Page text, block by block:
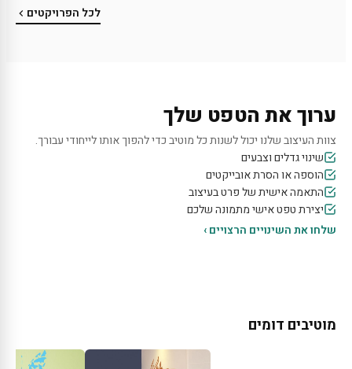
לכל הפרויקטים
ערוך את הטפט שלך
צוות העיצוב שלנו יכול לשנות כל מוטיב כדי להפוך אותו לייחודי עבורך.
שינוי גדלים וצבעים
הוספה או הסרת אובייקטים
התאמה אישית של פרט בעיצוב
יצירת טפט אישי מתמונה שלכם
שלחו את השינויים הרצויים ›
מוטיבים דומים